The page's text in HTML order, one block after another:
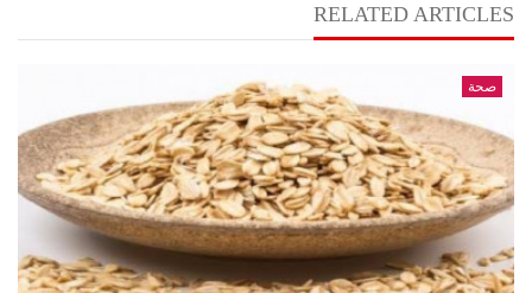
RELATED ARTICLES
صحة